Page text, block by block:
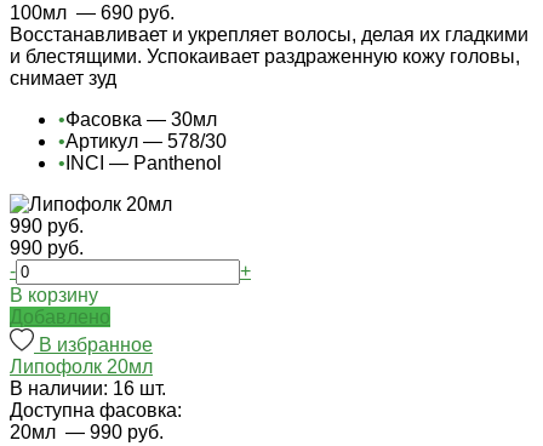
100мл — 690 руб.
Восстанавливает и укрепляет волосы, делая их гладкими
и блестящими. Успокаивает раздраженную кожу головы,
снимает зуд
•Фасовка — 30мл
•Артикул — 578/30
• INCI — Panthenol
990 руб.
990 руб.
-
+
В корзину
Добавлено
В избранное
Липофолк 20мл
В наличии: 16 шт.
Доступна фасовка:
20мл — 990 руб.